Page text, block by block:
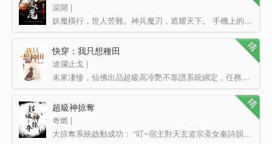
滾開 |
妖魔橫行，世人苦難。神兵魔刃，遮耀天下。 手機上的一款游戲修改器，意外成了路勝腦海里的異能。 …
快穿：我只想種田
滄瀾止戈 |
未來凄慘，仙佛出品超級高冷艷不靠譜系統綁定，任務一個比一個變態，食人魔，殺人狂魔，割臉狂人，豪門詭計…
超級神掠奪
奇燃 |
大掠奪系統啟動成功： “叮~宿主對天玄道宗圣女秦詩韻使用眼神殺，觸發掠奪效果成功掠奪‘原味內衣’…